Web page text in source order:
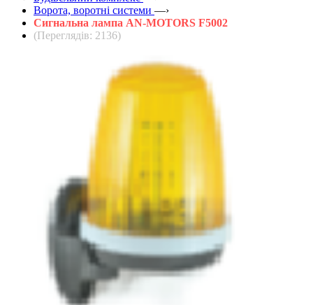
Ворота, воротні системи —›
Сигнальна лампа AN-MOTORS F5002
(Переглядів: 2136)